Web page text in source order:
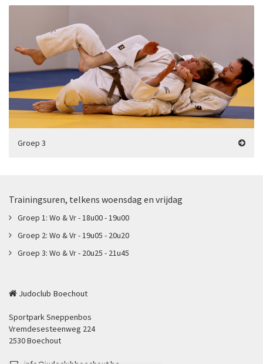
Groep 3
Trainingsuren, telkens woensdag en vrijdag
Groep 1: Wo & Vr - 18u00 - 19u00
Groep 2: Wo & Vr - 19u05 - 20u20
Groep 3: Wo & Vr - 20u25 - 21u45
Judoclub Boechout
Sportpark Sneppenbos
Vremdesesteenweg 224
2530 Boechout